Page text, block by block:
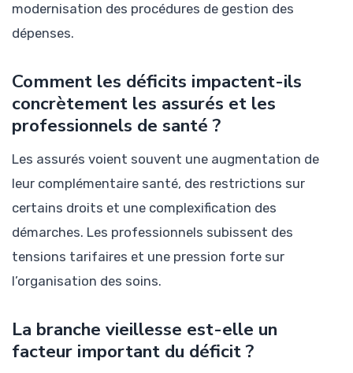
modernisation des procédures de gestion des
dépenses.
Comment les déficits impactent-ils
concrètement les assurés et les
professionnels de santé ?
Les assurés voient souvent une augmentation de
leur complémentaire santé, des restrictions sur
certains droits et une complexification des
démarches. Les professionnels subissent des
tensions tarifaires et une pression forte sur
l’organisation des soins.
La branche vieillesse est-elle un
facteur important du déficit ?